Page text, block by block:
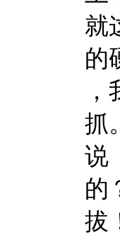
就
的
抓
说
的
拔